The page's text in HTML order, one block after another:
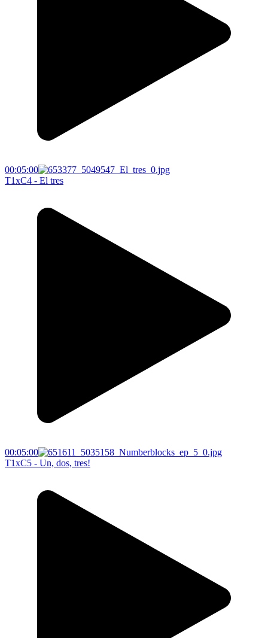
00:05:00
T1xC4 - El tres
00:05:00
T1xC5 - Un, dos, tres!